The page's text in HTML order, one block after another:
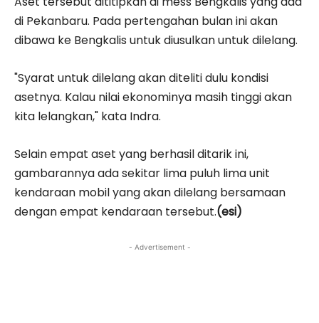
di Pekanbaru. Pada pertengahan bulan ini akan
dibawa ke Bengkalis untuk diusulkan untuk dilelang.
"Syarat untuk dilelang akan diteliti dulu kondisi
asetnya. Kalau nilai ekonominya masih tinggi akan
kita lelangkan," kata Indra.
Selain empat aset yang berhasil ditarik ini,
gambarannya ada sekitar lima puluh lima unit
kendaraan mobil yang akan dilelang bersamaan
dengan empat kendaraan tersebut.(esi)
- Advertisement -